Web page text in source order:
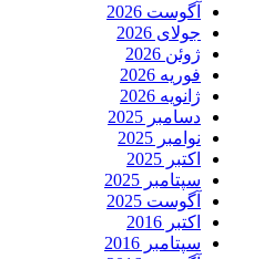
آگوست 2026
جولای 2026
ژوئن 2026
فوریه 2026
ژانویه 2026
دسامبر 2025
نوامبر 2025
اکتبر 2025
سپتامبر 2025
آگوست 2025
اکتبر 2016
سپتامبر 2016